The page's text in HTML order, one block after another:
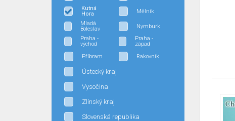
Kutná
Hora
Mělník
Mladá
Boleslav
Nymburk
Praha -
východ
Praha -
západ
Příbram
Rakovník
Ústecký kraj
Vysočina
Zlínský kraj
Slovenská republika